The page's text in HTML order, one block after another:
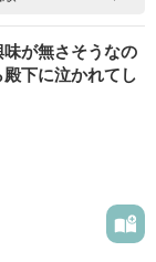
を含む
が無さそうなの
下に泣かれてし